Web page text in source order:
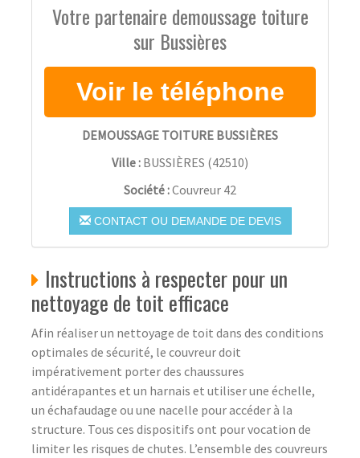
Votre partenaire demoussage toiture
sur Bussières
DEMOUSSAGE TOITURE BUSSIÈRES
Ville : BUSSIÈRES (42510)
Société :Couvreur 42
CONTACT OU DEMANDE DE DEVIS
Instructions à respecter pour un
nettoyage de toit efficace
Afin réaliser un nettoyage de toit dans des conditions
optimales de sécurité, le couvreur doit
impérativement porter des chaussures
antidérapantes et un harnais et utiliser une échelle,
un échafaudage ou une nacelle pour accéder à la
structure. Tous ces dispositifs ont pour vocation de
limiter les risques de chutes. L’ensemble des couvreurs